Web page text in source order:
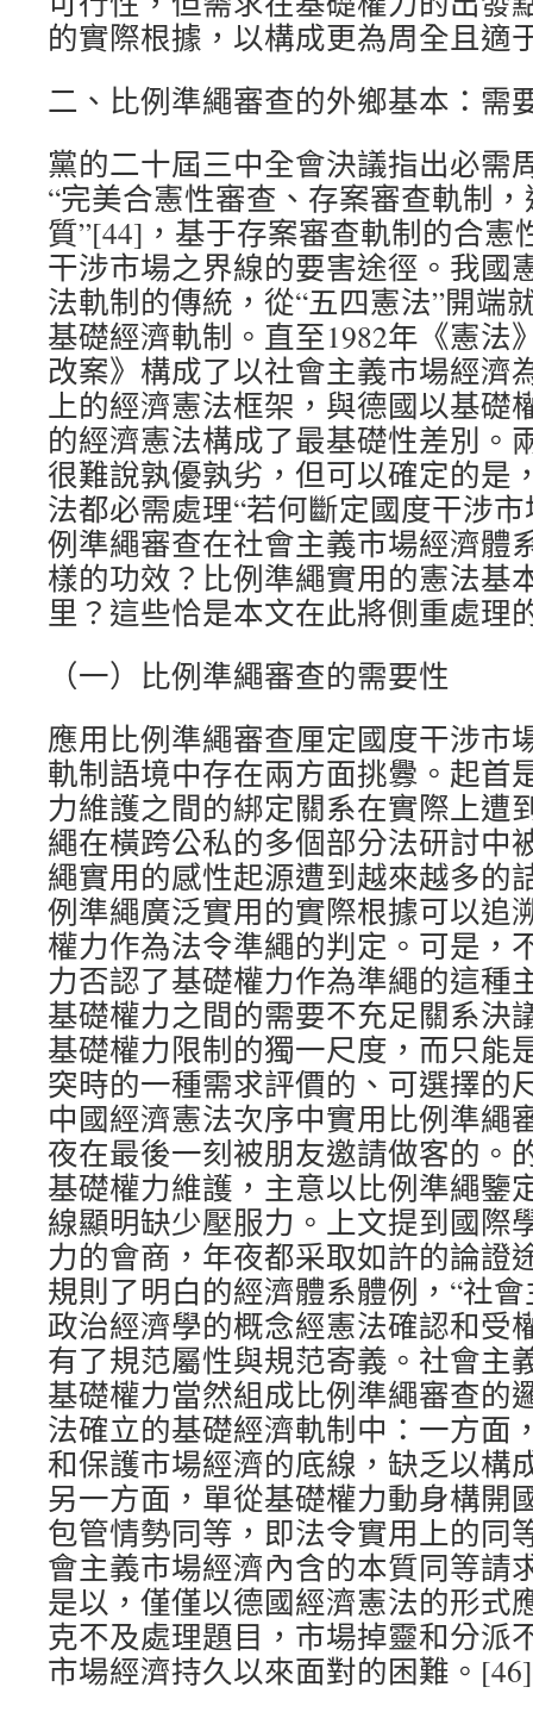
的實際根據，以構成更為周全且適
二、比例準繩審查的外鄉基本：需
黨的二十屆三中全會決議指出必需
“完美合憲性審查、存案審查軌制
質”[44]，基于存案審查軌制的合憲
干涉市場之界線的要害途徑。我國
法軌制的傳統，從“五四憲法”開端
基礎經濟軌制。直至1982年《憲法
改案》構成了以社會主義市場經濟
上的經濟憲法框架，與德國以基礎
的經濟憲法構成了最基礎性差別。
很難說孰優孰劣，但可以確定的是
法都必需處理“若何斷定國度干涉
例準繩審查在社會主義市場經濟體
樣的功效？比例準繩實用的憲法基
里？這些恰是本文在此將側重處理
（一）比例準繩審查的需要性
應用比例準繩審查厘定國度干涉市
軌制語境中存在兩方面挑釁。起首
力維護之間的綁定關系在實際上遭
繩在橫跨公私的多個部分法研討中
繩實用的感性起源遭到越來越多的
例準繩廣泛實用的實際根據可以追
權力作為法令準繩的判定。可是，
力否認了基礎權力作為準繩的這種
基礎權力之間的需要不充足關系決
基礎權力限制的獨一尺度，而只能
突時的一種需求評價的、可選擇的
中國經濟憲法次序中實用比例準繩
夜在最後一刻被朋友邀請做客的。
基礎權力維護，主意以比例準繩鑒
線顯明缺少壓服力。上文提到國際
力的會商，年夜都采取如許的論證
規則了明白的經濟體系體例，“社
政治經濟學的概念經憲法確認和受
有了規范屬性與規范寄義。社會主
基礎權力當然組成比例準繩審查的
法確立的基礎經濟軌制中：一方面
和保護市場經濟的底線，缺乏以構
另一方面，單從基礎權力動身構開
包管情勢同等，即法令實用上的同
會主義市場經濟內含的本質同等請
是以，僅僅以德國經濟憲法的形式
克不及處理題目，市場掉靈和分派
市場經濟持久以來面對的困難。[46]